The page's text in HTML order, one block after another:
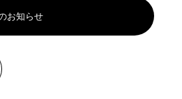
お知らせ